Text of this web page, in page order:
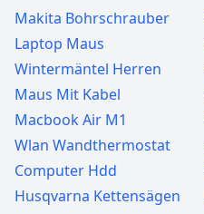
Makita Bohrschrauber
Laptop Maus
Wintermäntel Herren
Maus Mit Kabel
Macbook Air M1
Wlan Wandthermostat
Computer Hdd
Husqvarna Kettensägen